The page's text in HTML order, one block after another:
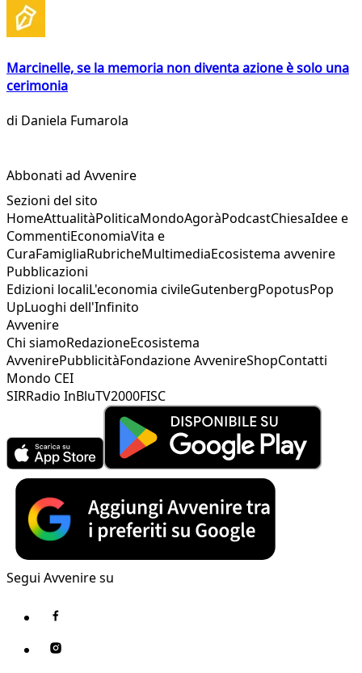
Marcinelle, se la memoria non diventa azione è solo una
cerimonia
di Daniela Fumarola
Abbonati ad Avvenire
Sezioni del sito
HomeAttualitàPoliticaMondoAgoràPodcastChiesaIdee e
CommentiEconomiaVita e
CuraFamigliaRubricheMultimediaEcosistema avvenire
Pubblicazioni
Edizioni localiL'economia civileGutenbergPopotusPop
UpLuoghi dell'Infinito
Avvenire
Chi siamoRedazioneEcosistema
AvvenirePubblicitàFondazione AvvenireShopContatti
Mondo CEI
SIRRadio InBluTV2000FISC
Segui Avvenire su